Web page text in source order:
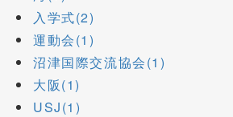
入学式(2)
運動会(1)
沼津国際交流協会(1)
大阪(1)
USJ(1)